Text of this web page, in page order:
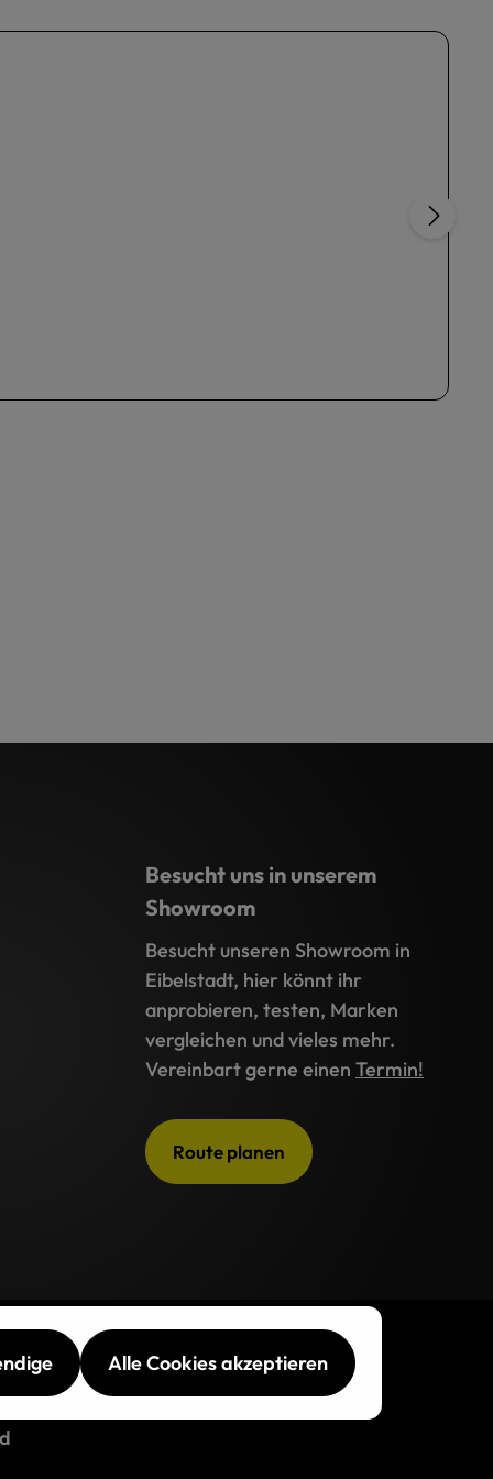
Besucht uns in unserem
Showroom
Besucht unseren Showroom in
Eibelstadt, hier könnt ihr
anprobieren, testen, Marken
vergleichen und vieles mehr.
Vereinbart gerne einen Termin!
Route planen
Alle Cookies akzeptieren